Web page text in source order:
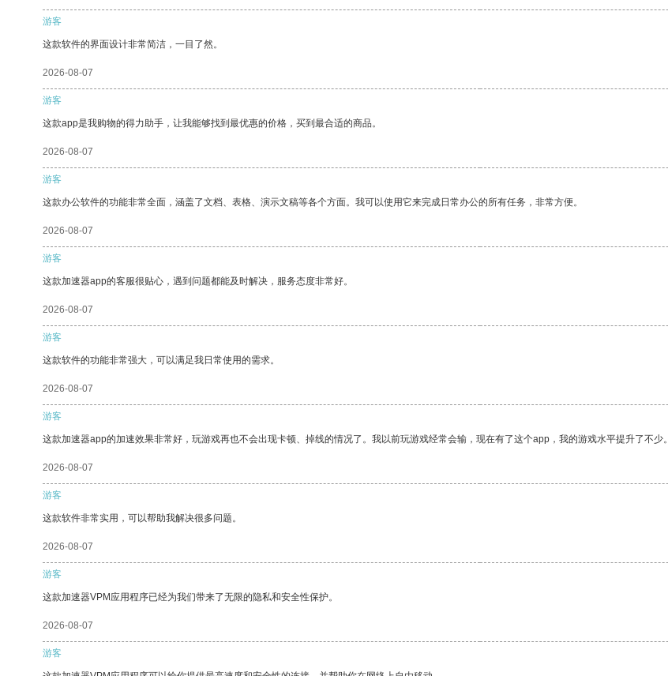
游客
这款软件的界面设计非常简洁，一目了然。
2026-08-07
游客
这款app是我购物的得力助手，让我能够找到最优惠的价格，买到最合适的商品。
2026-08-07
游客
这款办公软件的功能非常全面，涵盖了文档、表格、演示文稿等各个方面。我可以使用它来完成日常办公的所有任务，非常方便。
2026-08-07
游客
这款加速器app的客服很贴心，遇到问题都能及时解决，服务态度非常好。
2026-08-07
游客
这款软件的功能非常强大，可以满足我日常使用的需求。
2026-08-07
游客
这款加速器app的加速效果非常好，玩游戏再也不会出现卡顿、掉线的情况了。我以前玩游戏经常会输，现在有了这个app，我的游戏水平提升了不少。
2026-08-07
游客
这款软件非常实用，可以帮助我解决很多问题。
2026-08-07
游客
这款加速器VPM应用程序已经为我们带来了无限的隐私和安全性保护。
2026-08-07
游客